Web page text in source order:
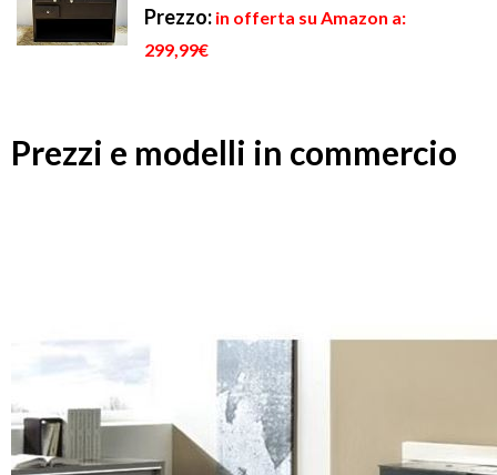
Prezzo: in offerta su Amazon a:
299,99€
Prezzi e modelli in commercio